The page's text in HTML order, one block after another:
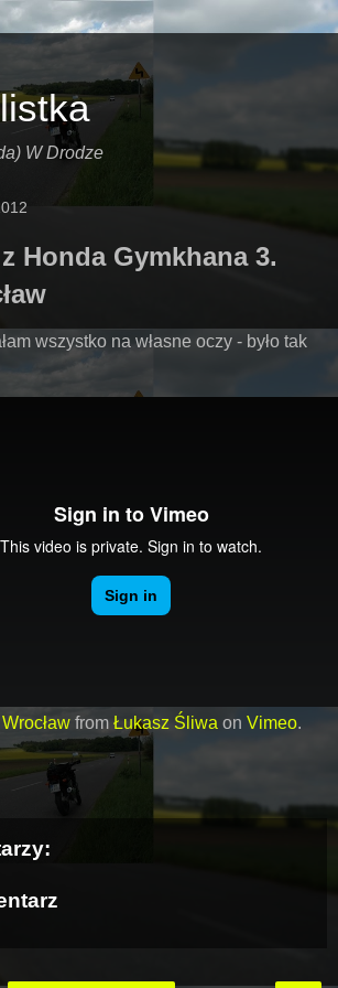
W Drodze
Honda Gymkhana 3.
wszystko na własne oczy - było tak
from Łukasz Śliwa on Vimeo.